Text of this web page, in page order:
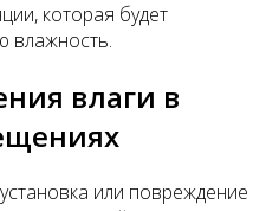
которая будет
влажность.
влаги в
или повреждение